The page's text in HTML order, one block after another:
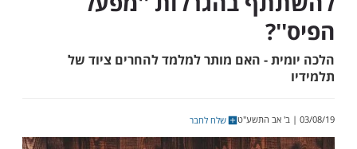
האם מותר
בהגרלות ''מפעל
- האם מותר למלמד להחרים ציוד של